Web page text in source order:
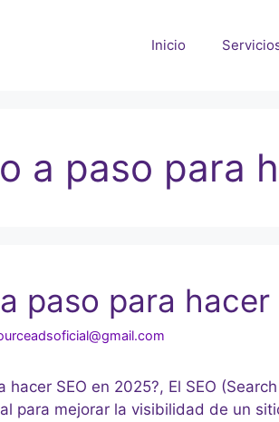
Inicio
a paso para
paso para hacer
hacer SEO en 2025?, El SEO
para mejorar la visibilidad de un